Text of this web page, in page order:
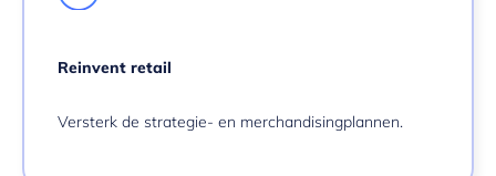
Reinvent retail
Versterk de strategie- en merchandisingplannen.